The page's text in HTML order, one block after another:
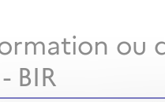
ou
BIR